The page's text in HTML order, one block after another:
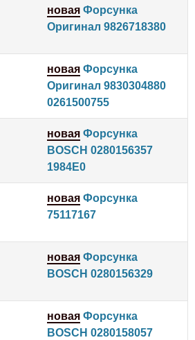
новая Форсунка
Оригинал 9826718380
новая Форсунка
Оригинал 9830304880
0261500755
новая Форсунка
BOSCH 0280156357
1984E0
новая Форсунка
75117167
новая Форсунка
BOSCH 0280156329
новая Форсунка
BOSCH 0280158057